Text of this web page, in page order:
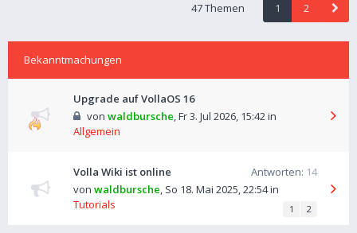
47 Themen 1 2
Bekanntmachungen
Upgrade auf VollaOS 16
von waldbursche,Fr 3. Jul 2026, 15:42in
Allgemein
Volla Wiki ist online Antworten: 14
von waldbursche, So 18. Mai 2025, 22:54in
Tutorials
1 2